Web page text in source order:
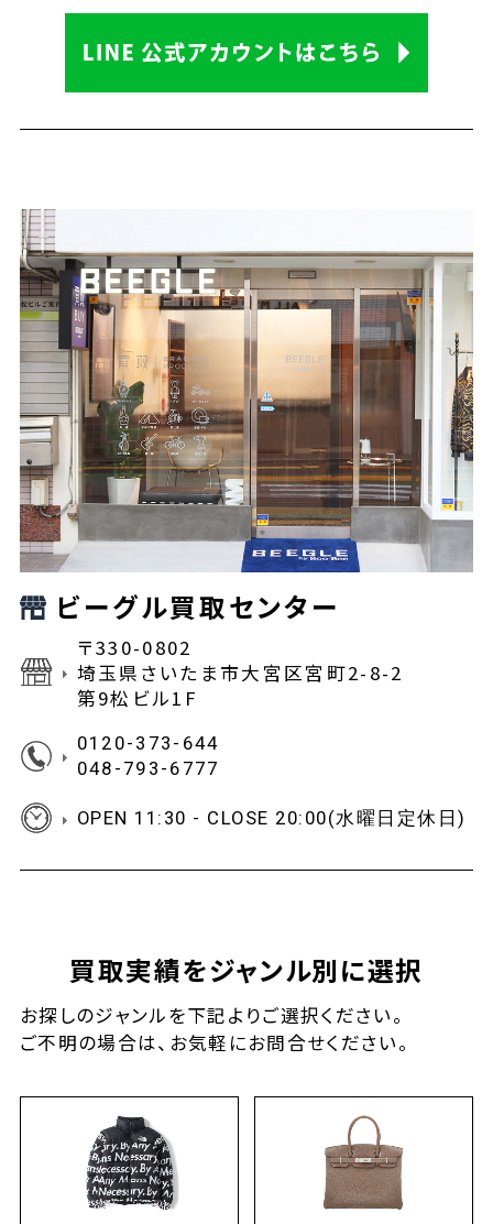
ビーグル買取センター
〒330-0802
埼玉県さいたま市大宮区宮町2-8-2
第9松ビル1F
0120-373-644
048-793-6777
OPEN 11:30 - CLOSE 20:00(水曜日定休日)
買取実績をジャンル別に選択
お探しのジャンルを下記よりご選択ください。
ご不明の場合は、お気軽にお問合せください。